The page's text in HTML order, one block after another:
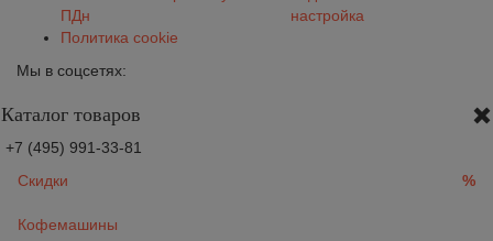
ПДн
Политика cookie
настройка
Мы в соцсетях:
Каталог товаров
+7 (495) 991-33-81
Скидки
%
Кофемашины